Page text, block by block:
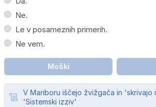
Ne.
Le v posameznih primerih.
Ne vem.
Moški
V Mariboru iščejo žvižgača in 'skrivajo
'Sistemski izziv'